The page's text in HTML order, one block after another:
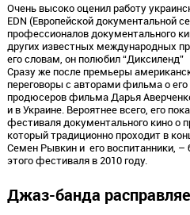
Очень высоко оценил работу
EDN (Европейской документальной
профессионалов документального
других известных международных
его словам, он полюбил
Сразу же после премьеры
переговоры с авторами фильма о
продюсеров фильма Дарья
и в Украине. Вероятнее всего, его
фестиваля документального кино о
который традиционно проходит в
Семен Рывкин и его воспитанники, –
этого фестиваля в 2010 году.
Джаз-банда